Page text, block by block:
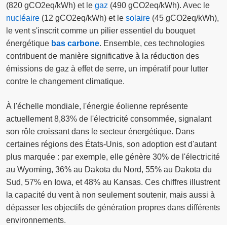
(820 gCO2eq/kWh) et le gaz (490 gCO2eq/kWh). Avec le
nucléaire (12 gCO2eq/kWh) et le solaire (45 gCO2eq/kWh),
le vent s'inscrit comme un pilier essentiel du bouquet
énergétique bas carbone. Ensemble, ces technologies
contribuent de manière significative à la réduction des
émissions de gaz à effet de serre, un impératif pour lutter
contre le changement climatique.
À l'échelle mondiale, l'énergie éolienne représente
actuellement 8,83% de l'électricité consommée, signalant
son rôle croissant dans le secteur énergétique. Dans
certaines régions des États-Unis, son adoption est d'autant
plus marquée : par exemple, elle génère 30% de l'électricité
au Wyoming, 36% au Dakota du Nord, 55% au Dakota du
Sud, 57% en Iowa, et 48% au Kansas. Ces chiffres illustrent
la capacité du vent à non seulement soutenir, mais aussi à
dépasser les objectifs de génération propres dans différents
environnements.